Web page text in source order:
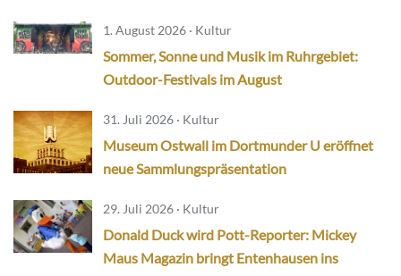
1. August 2026 · Kultur
Sommer, Sonne und Musik im Ruhrgebiet:
Outdoor-Festivals im August
31. Juli 2026 · Kultur
Museum Ostwall im Dortmunder U eröffnet
neue Sammlungspräsentation
29. Juli 2026 · Kultur
Donald Duck wird Pott-Reporter: Mickey
Maus Magazin bringt Entenhausen ins